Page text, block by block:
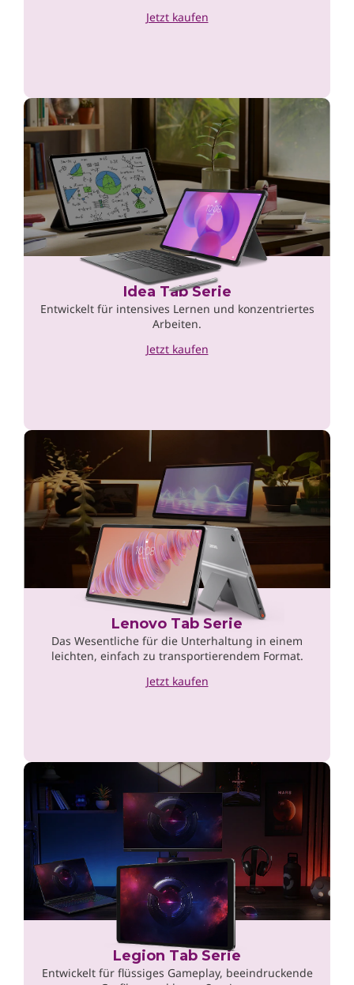
Jetzt kaufen
Idea Tab Serie
Entwickelt für intensives Lernen und konzentriertes
Arbeiten.
Jetzt kaufen
Lenovo Tab Serie
Das Wesentliche für die Unterhaltung in einem
leichten, einfach zu transportierendem Format.
Jetzt kaufen
Legion Tab Serie
Entwickelt für flüssiges Gameplay, beeindruckende